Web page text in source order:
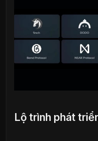
Lộ trình phát